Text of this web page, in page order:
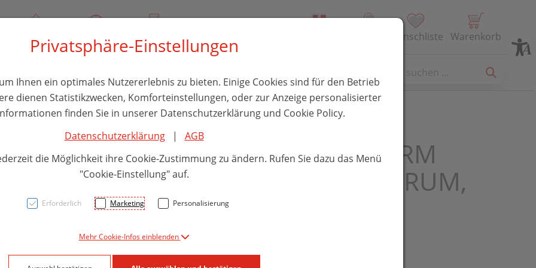
Über uns Rezept-Anfrage Service Wunschliste Warenkorb
Radical REJUVAFIRM
RESURFACING SERUM,
30ml
Privatsphäre-Einstellungen
Ihnen ein optimales Nutzererlebnis zu bieten. Einige Cookies sind für den Betrieb
dienen Statistikzwecken, Komforteinstellungen, oder zur Anzeige personalisierter
finden Sie in unserer Datenschutzerklärung und Cookie Policy.
Datenschutzerklärung| AGB
die Möglichkeit ihre Cookie-Zustimmung zu ändern. Rufen Sie dazu das Menü
"Cookie-Einstellung" auf.
Erforderlich Marketing Personalisierung
Mehr Cookie-Infos einblenden